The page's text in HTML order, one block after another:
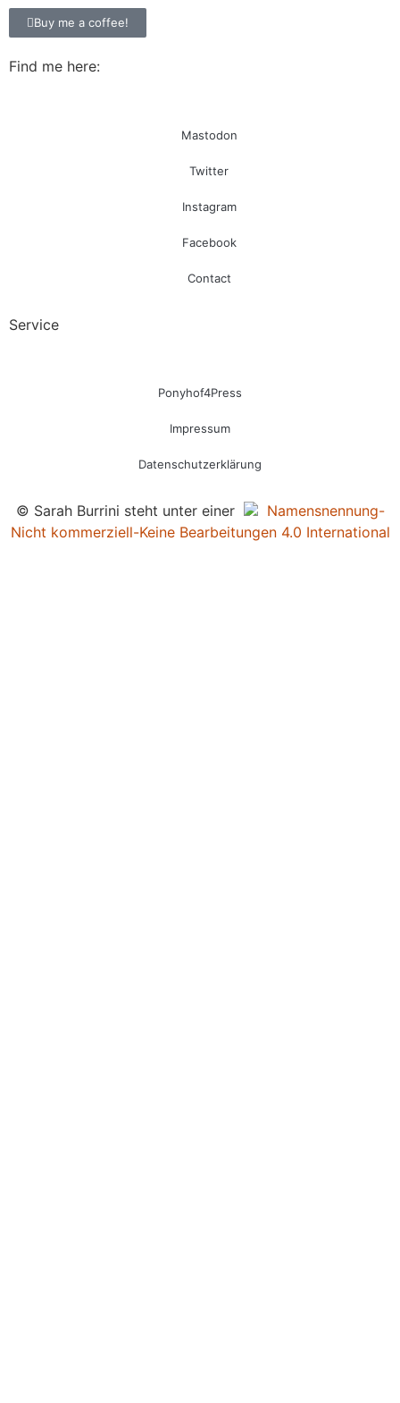
Buy me a coffee!
Find me here:
Mastodon
Twitter
Instagram
Facebook
Contact
Service
Ponyhof4Press
Impressum
Datenschutzerklärung
© Sarah Burrini steht unter einer
Namensnennung-
Nicht kommerziell-Keine Bearbeitungen 4.0 International